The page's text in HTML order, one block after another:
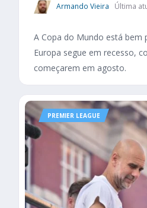
Armando Vieira Última
A Copa do Mundo está bem
Europa segue em recesso,
começarem em agosto.
PREMIER LEAGUE